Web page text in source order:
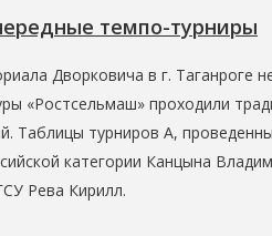
темпо-турниры
Дворковича в г. Таганроге
«Ростсельмаш» проходили
Таблицы турниров А,
категории Канцына
Рева Кирилл.